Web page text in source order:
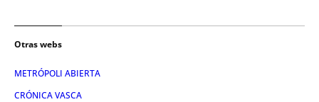
Otras webs
METRÓPOLI ABIERTA
CRÓNICA VASCA